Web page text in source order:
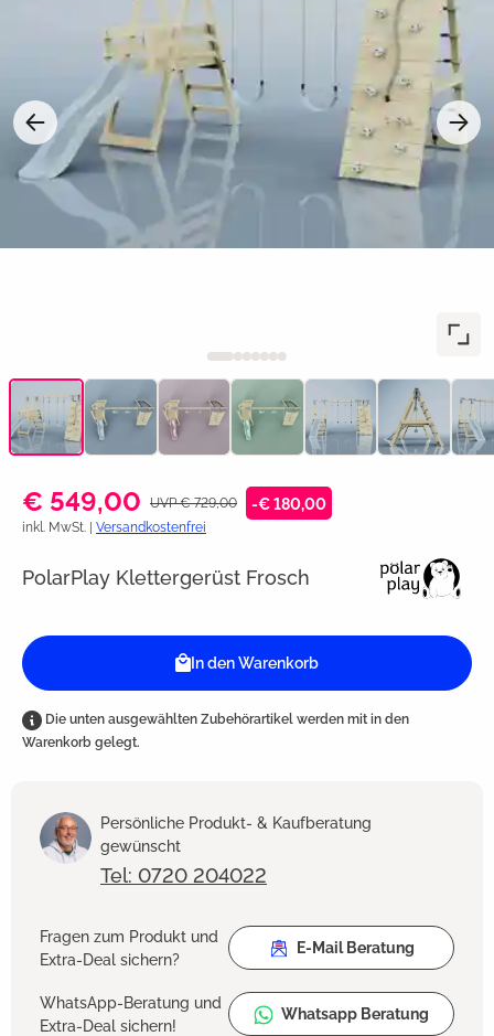
€ 549,00 UVP € 729,00 -€ 180,00
inkl. MwSt. | Versandkostenfrei
PolarPlay Klettergerüst Frosch
In den Warenkorb
Die unten ausgewählten Zubehörartikel werden mit in den
Warenkorb gelegt.
Persönliche Produkt- & Kaufberatung
gewünscht
Tel: 0720 204022
Fragen zum Produkt und
Extra-Deal sichern?
E-Mail Beratung
WhatsApp-Beratung und
Extra-Deal sichern!
Whatsapp Beratung